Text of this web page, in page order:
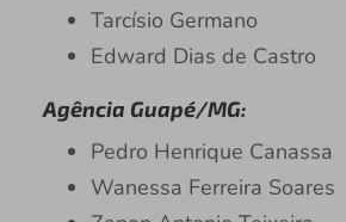
Tarcísio Germano
Edward Dias de Castro
Agência Guapé/MG:
Pedro Henrique Canassa
Wanessa Ferreira Soares